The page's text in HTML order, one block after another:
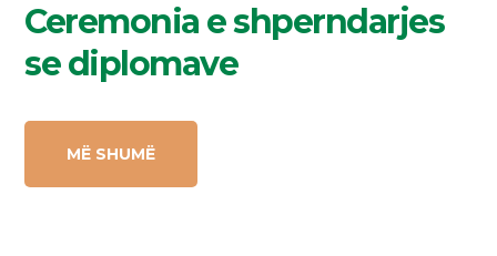
Ceremonia e shperndarjes
se diplomave
MË SHUMË